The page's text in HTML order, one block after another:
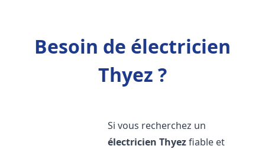
Besoin de électricien
Thyez ?
Si vous recherchez un
électricien Thyezfiable et